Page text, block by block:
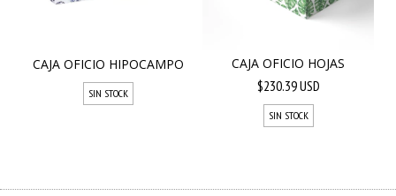
CAJA OFICIO HIPOCAMPO
SIN STOCK
CAJA OFICIO HOJAS
$230.39 USD
SIN STOCK